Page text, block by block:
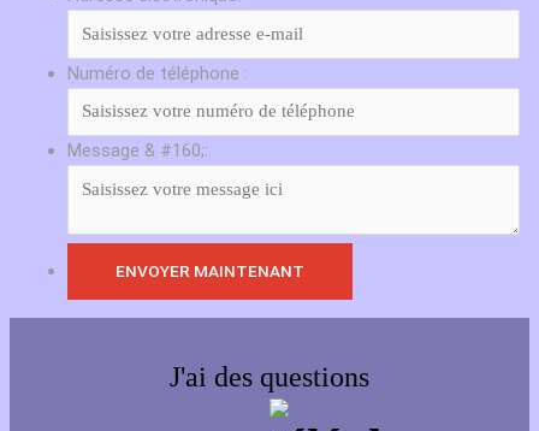
Numéro de téléphone :
Message & #160;:
J'ai des questions